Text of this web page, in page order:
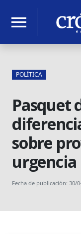
menu
POLÍTICA
Pasquet
sobre
urgencia
Fecha de publicación: 30/